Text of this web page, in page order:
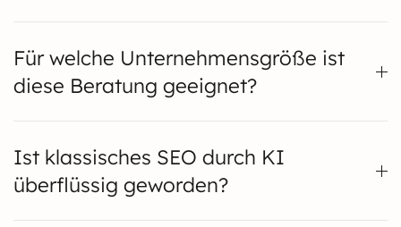
Für welche Unternehmensgröße ist
diese Beratung geeignet?
Ist klassisches SEO durch KI
überflüssig geworden?